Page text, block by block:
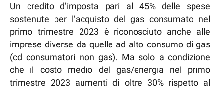
Un credito d’imposta pari al 45% delle spese
sostenute per l’acquisto del gas consumato nel
primo trimestre 2023 è riconosciuto anche alle
imprese diverse da quelle ad alto consumo di gas
(cd consumatori non gas). Ma solo a condizione
che il costo medio del gas/energia nel primo
trimestre 2023 aumenti di oltre 30% rispetto al